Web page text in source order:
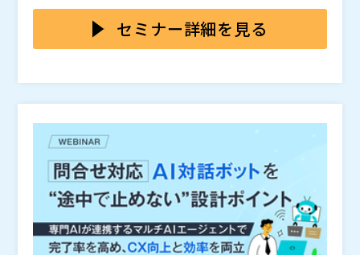
※共催、協賛、協力、講演企業は将来的に追加、削除さ
れる可能性があります。
の“やさしさ修正”こそが、業務効率化の最大の敵です。
ってミスをその場で防ぐことはできても、申請者自身が
正しい申請をするための「習慣化」はつくれませんでし
正が必要だったのかに気づけないまま。 結果、翌月以
降も同じミスが繰り返され、経理・総務の差し戻しや修
正工数は減らず、“人が頑張って支える非効率なワーク
フロー”が続いてきました。
本セミナーでは、バクラクの新機能「AI申請レビュー」
を中心に、AIが申請者・承認者にリアルタイムでフィー
ドバックを行い、自動的に“正しい申請習慣”を身につけ
る仕組みを紹介します。
もう社内規程を読み込む必要も、修正を肩代わりする必
要もありません。 AIが申請者一人ひとりを教育し、正
しい運用を習慣化する次世代の稟議システムのあり方を
お伝えします。
・経理の“やさしさ修正”が業務を非効率化させる構造と
セミナー詳細を見る